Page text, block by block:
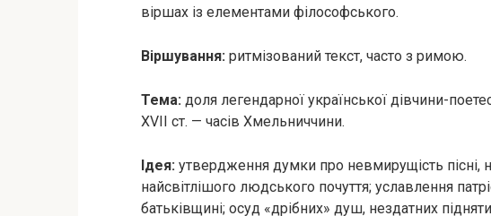
віршах із елементами філософського.
Віршування: ритмізований текст, часто з римою.
Тема: доля легендарної української дівчини-
XVII ст. — часів Хмельниччини.
Ідея: утвердження думки про невмирущість пісні,
найсвітлішого людського почуття; уславлення
батьківщині; осуд «дрібних» душ, нездатних